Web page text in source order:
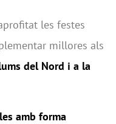
les festes
millores als
del Nord i a la
amb forma